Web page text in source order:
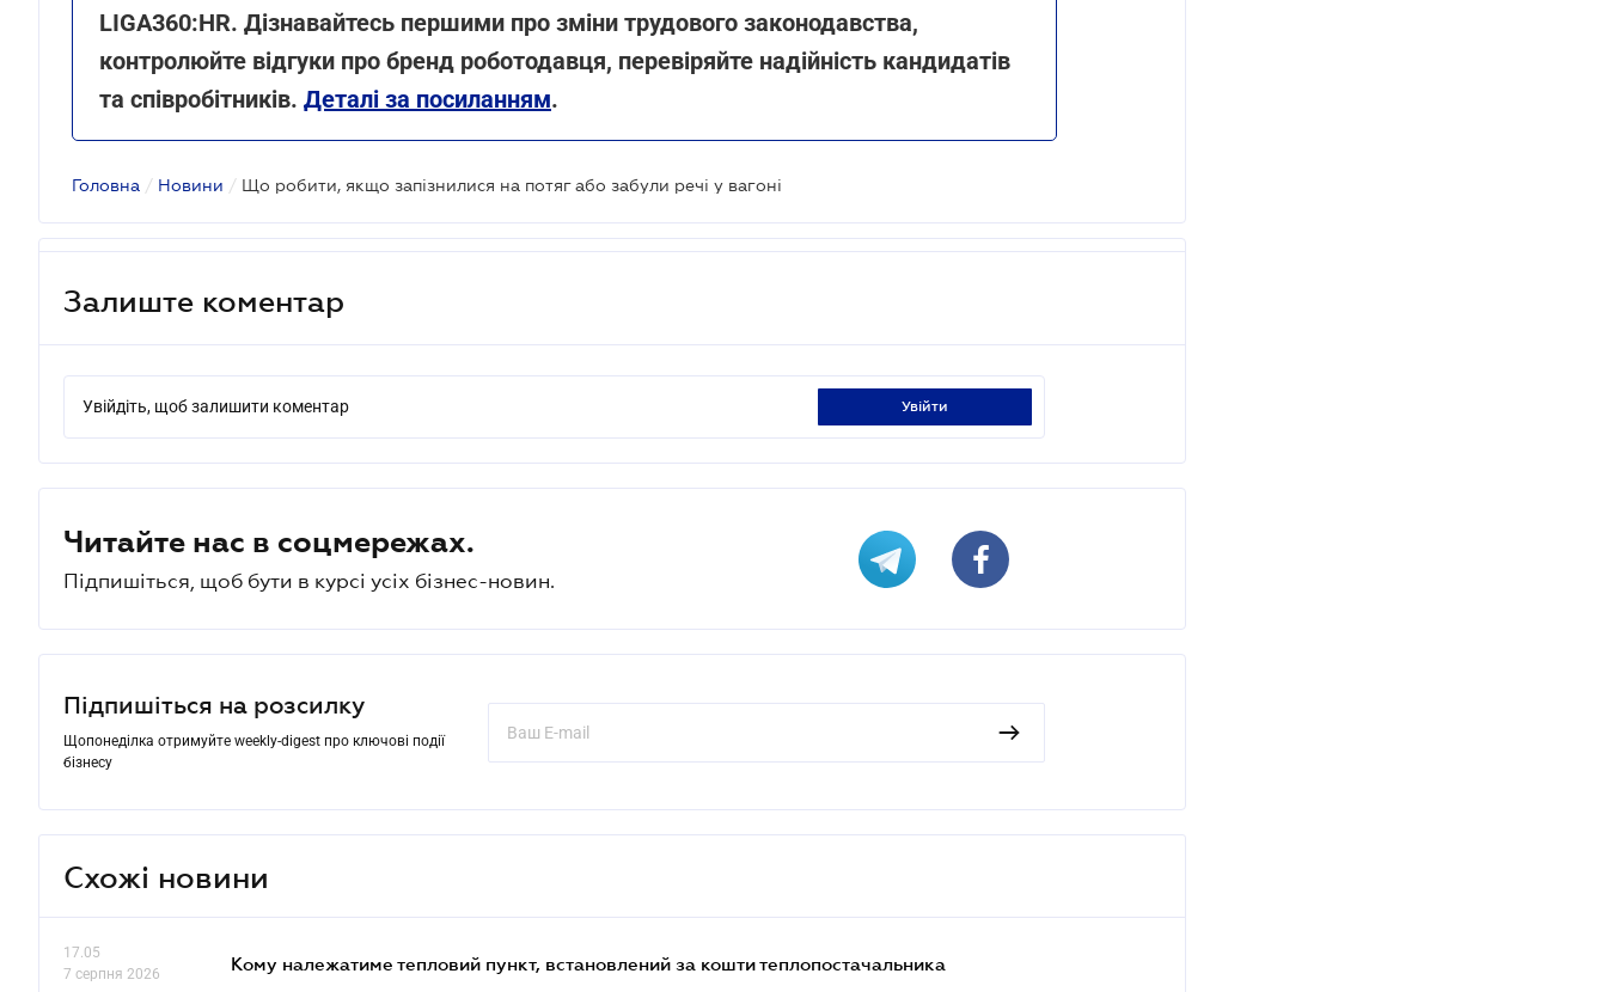
LIGA360:HR. Дізнавайтесь першими про зміни трудового законодавства,
контролюйте відгуки про бренд роботодавця, перевіряйте надійність кандидатів
та співробітників. Деталі за посиланням.
Головна / Новини / Що робити, якщо запізнилися на потяг або забули речі у вагоні
Залиште коментар
Увійдіть, щоб залишити коментар увійти
Читайте нас в соцмережах.
Підпишіться, щоб бути в курсі усіх бізнес-новин.
Підпишіться на розсилку
Щопонеділка отримуйте weekly-digest про ключові події
бізнесу
Схожі новини
17.05
7 серпня 2026
Кому належатиме тепловий пункт, встановлений за кошти теплопостачальника